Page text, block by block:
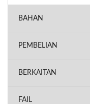
BAHAN
PEMBELIAN
BERKAITAN
FAIL